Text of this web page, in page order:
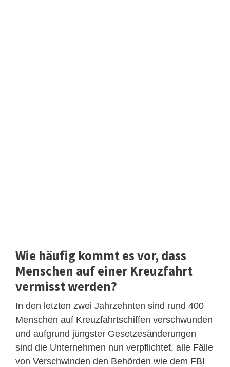
Wie häufig kommt es vor, dass
Menschen auf einer Kreuzfahrt
vermisst werden?
In den letzten zwei Jahrzehnten sind rund 400
Menschen auf Kreuzfahrtschiffen verschwunden
und aufgrund jüngster Gesetzesänderungen
sind die Unternehmen nun verpflichtet, alle Fälle
von Verschwinden den Behörden wie dem FBI